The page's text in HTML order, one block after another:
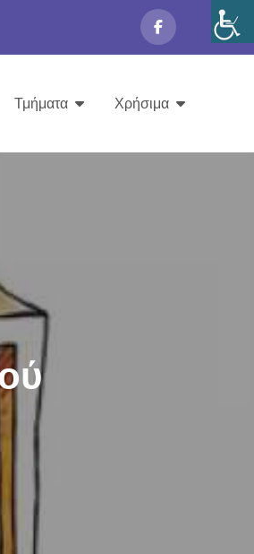
Τμήματα Χρήσιμα